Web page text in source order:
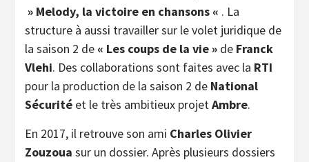
» Melody, la victoire en chansons « . La
structure à aussi travailler sur le volet juridique de
la saison 2 de « Les coups de la vie » de Franck
Vlehi. Des collaborations sont faites avec la RTI
pour la production de la saison 2 de National
Sécurité et le très ambitieux projetAmbre.
En 2017, il retrouve son ami Charles Olivier
Zouzoua sur un dossier. Après plusieurs dossiers